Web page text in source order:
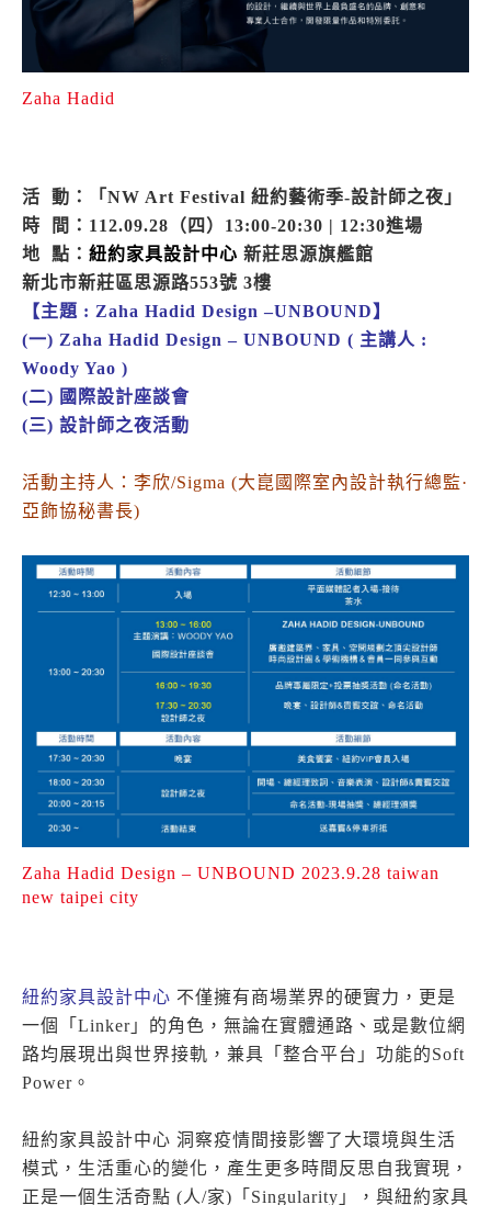
Zaha Hadid
活 動：「NW Art Festival 紐約藝術季-設計師之夜」
時 間：112.09.28（四）13:00-20:30 | 12:30進場
地 點： 紐約家具設計中心 新莊思源旗艦館
新北市新莊區思源路553號 3樓
【主題 : Zaha Hadid Design –UNBOUND】
(一) Zaha Hadid Design – UNBOUND ( 主講人 :
Woody Yao )
(二) 國際設計座談會
(三) 設計師之夜活動
活動主持人：李欣/Sigma (大崑國際室內設計執行總監·
亞飾協秘書長)
Zaha Hadid Design – UNBOUND 2023.9.28 taiwan
new taipei city
紐約家具設計中心 不僅擁有商場業界的硬實力，更是
一個「Linker」的角色，無論在實體通路、或是數位網
路均展現出與世界接軌，兼具「整合平台」功能的Soft
Power。
紐約家具設計中心 洞察疫情間接影響了大環境與生活
模式，生活重心的變化，產生更多時間反思自我實現，
正是一個生活奇點 (人/家)「Singularity」，與紐約家具